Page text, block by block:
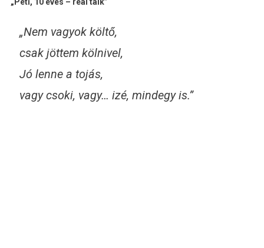
„Nem vagyok költő,
csak jöttem kölnivel,
Jó lenne a tojás,
vagy csoki, vagy… izé, mindegy is.”